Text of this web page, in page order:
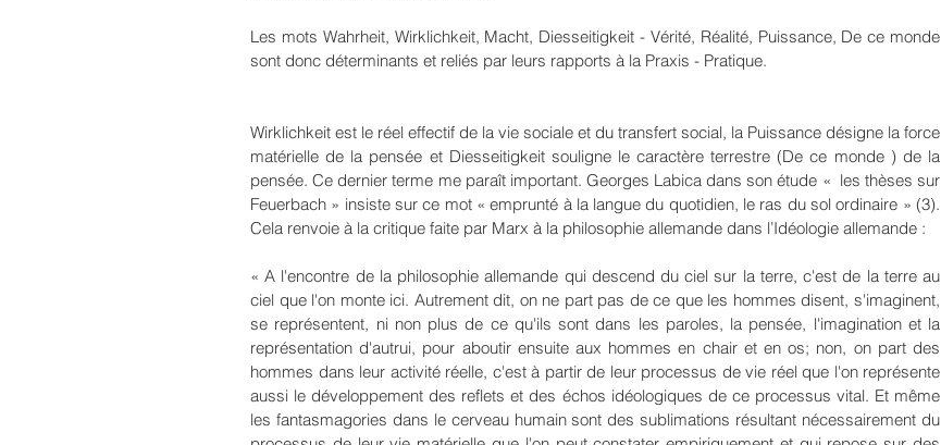
Les mots Wahrheit, Wirklichkeit, Macht, Diesseitigkeit - Vérité, Réalité, Puissance, De ce monde
sont donc déterminants et reliés par leurs rapports à la Praxis - Pratique.
Wirklichkeit est le réel effectif de la vie sociale et du transfert social, la Puissance désigne la force
matérielle de la pensée et Diesseitigkeit souligne le caractère terrestre (De ce monde ) de la
pensée. Ce dernier terme me paraît important. Georges Labica dans son étude «  les thèses sur
Feuerbach » insiste sur ce mot « emprunté à la langue du quotidien, le ras du sol ordinaire » (3).
Cela renvoie à la critique faite par Marx à la philosophie allemande dans l’Idéologie allemande :
« A l'encontre de la philosophie allemande qui descend du ciel sur la terre, c'est de la terre au
ciel que l'on monte ici. Autrement dit, on ne part pas de ce que les hommes disent, s'imaginent,
se représentent, ni non plus de ce qu'ils sont dans les paroles, la pensée, l'imagination et la
représentation d'autrui, pour aboutir ensuite aux hommes en chair et en os; non, on part des
hommes dans leur activité réelle, c'est à partir de leur processus de vie réel que l'on représente
aussi le développement des reflets et des échos idéologiques de ce processus vital. Et même
les fantasmagories dans le cerveau humain sont des sublimations résultant nécessairement du